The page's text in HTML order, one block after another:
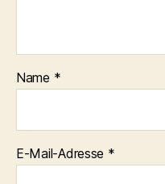
Name *
E-Mail-Adresse *